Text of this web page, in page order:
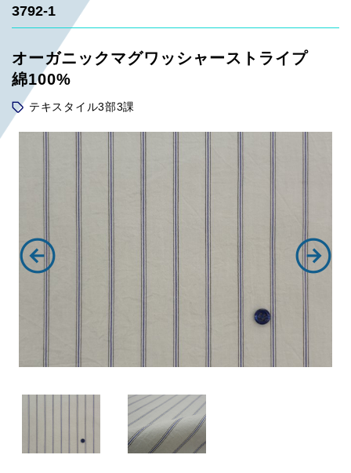
3792-1
オーガニックマグワッシャーストライプ
綿100%
テキスタイル3部3課